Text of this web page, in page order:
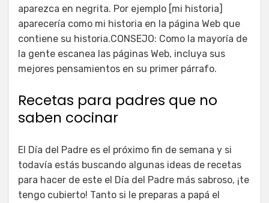
aparezca en negrita. Por ejemplo [mi historia]
aparecería como mi historia en la página Web que
contiene su historia.CONSEJO: Como la mayoría de
la gente escanea las páginas Web, incluya sus
mejores pensamientos en su primer párrafo.
Recetas para padres que no
saben cocinar
El Día del Padre es el próximo fin de semana y si
todavía estás buscando algunas ideas de recetas
para hacer de este el Día del Padre más sabroso, ¡te
tengo cubierto! Tanto si le preparas a papá el